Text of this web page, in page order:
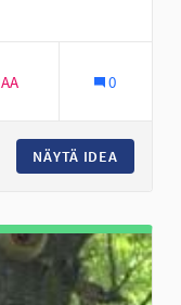
Seinäjoki
0
NÄYTÄ IDEA